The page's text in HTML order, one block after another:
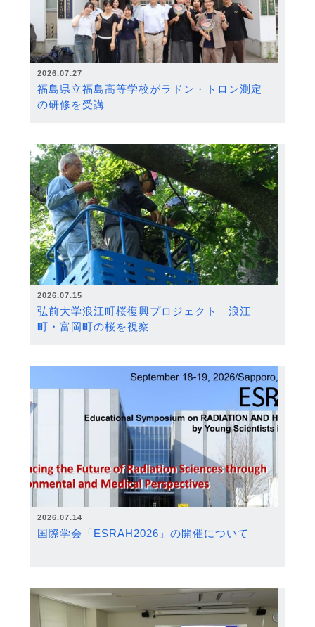
2026.07.27
福島県立福島高等学校がラドン・トロン測定
の研修を受講
2026.07.15
弘前大学浪江町桜復興プロジェクト 浪江
町・富岡町の桜を視察
2026.07.14
国際学会「ESRAH2026」の開催について